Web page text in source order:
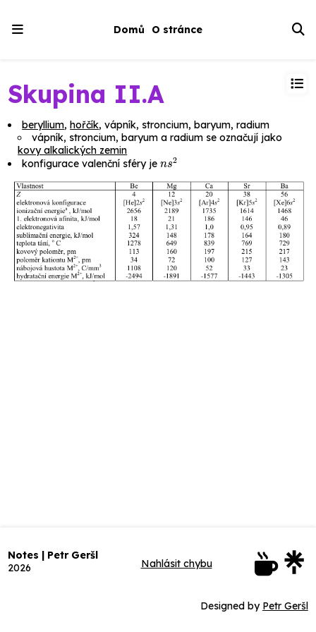
Domů O stránce
Skupina II.A
beryllium, hořčík, vápník, stroncium, baryum, radium
vápník, stroncium, baryum a radium se označují jako
kovy alkalických zemin
konfigurace valenční sféry je
s2
Notes | Petr Geršl
2026
Nahlásit chybu
Designed by Petr Geršl